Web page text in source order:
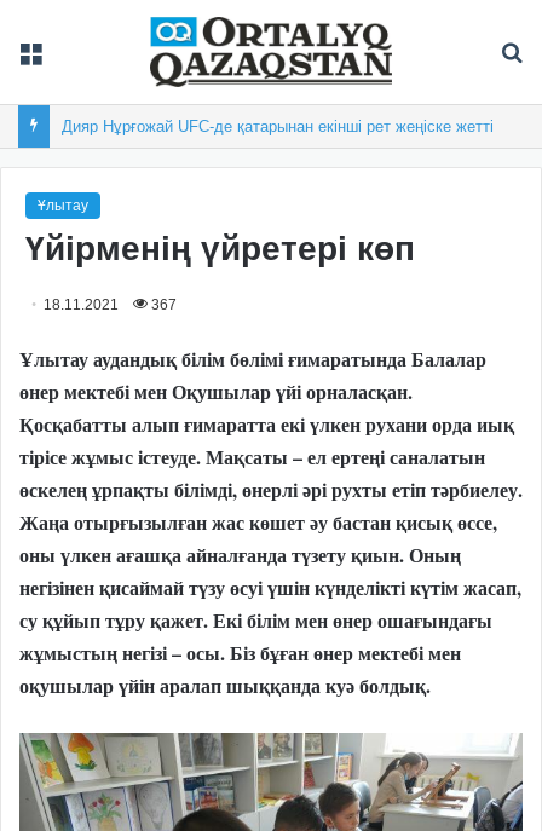
Дияр Нұрғожай UFC-де қатарынан екінші рет жеңіске жетті
Ұлытау
Үйірменің үйретері көп
18.11.2021 367
Ұлытау аудандық білім бөлімі ғимаратында Балалар
өнер мектебі мен Оқушылар үйі орналасқан.
Қосқабатты алып ғимаратта екі үлкен рухани орда иық
тірісе жұмыс істеуде. Мақсаты – ел ертеңі саналатын
өскелең ұрпақты білімді, өнерлі әрі рухты етіп тәрбиелеу.
Жаңа отырғызылған жас көшет әу бастан қисық өссе,
оны үлкен ағашқа айналғанда түзету қиын. Оның
негізінен қисаймай түзу өсуі үшін күнделікті күтім жасап,
су құйып тұру қажет. Екі білім мен өнер ошағындағы
жұмыстың негізі – осы. Біз бұған өнер мектебі мен
оқушылар үйін аралап шыққанда куә болдық.